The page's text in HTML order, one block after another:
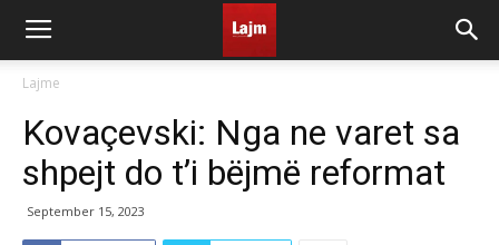
Lajme
Kovaçevski: Nga ne varet sa
shpejt do t’i bëjmë reformat
September 15, 2023